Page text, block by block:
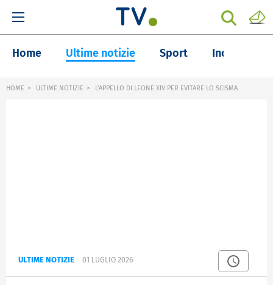
Home Ultime notizie Sport Inchieste
HOME ULTIME NOTIZIE L'APPELLO DI LEONE XIV PER EVITARE LO SCISMA
ULTIME NOTIZIE 01 LUGLIO 2026